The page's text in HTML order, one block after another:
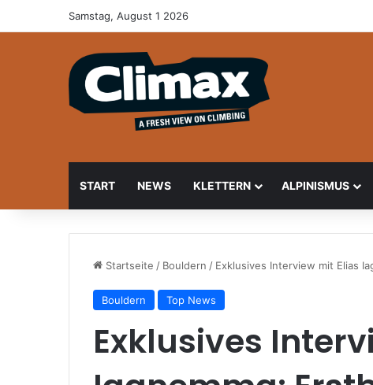
Samstag, August 1 2026
START NEWS KLETTERN ALPINISMUS
Startseite / Bouldern / Exklusives Interview mit Elias
Bouldern Top News
Exklusives